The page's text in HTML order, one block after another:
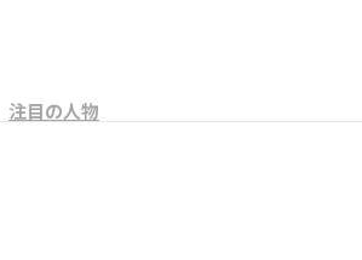
注目の人物